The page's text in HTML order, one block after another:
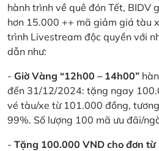
hành trình về quê đón Tết, BIDV
hơn 15.000 ++ mã giảm giá tàu
trình Livestream độc quyền với
dẫn như:
- Giờ Vàng “12h00 – 14h00”
đến 31/12/2024: tặng ngay
vé tàu/xe từ 101.000 đồng,
99%. Số lượng 100 mã ưu đãi/
- Tặng 100.000 VND cho đơn